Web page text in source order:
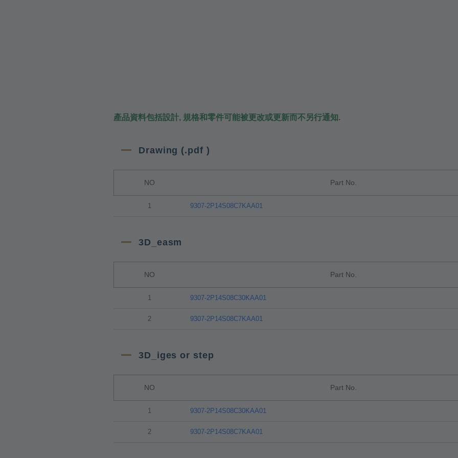
產品資料包括設計, 規格和零件可能被更改或更新而不另行通知.
Drawing (.pdf )
NO Part No.
1 9307-2P14S08C7KAA01
3D_easm
NO Part No.
1 9307-2P14S08C30KAA01
2 9307-2P14S08C7KAA01
3D_iges or step
NO Part No.
1 9307-2P14S08C30KAA01
2 9307-2P14S08C7KAA01